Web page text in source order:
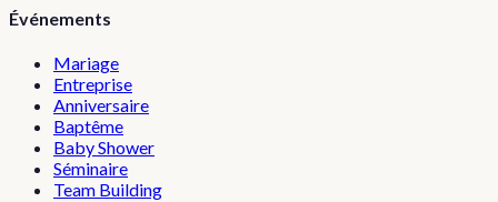
Événements
Mariage
Entreprise
Anniversaire
Baptême
Baby Shower
Séminaire
Team Building